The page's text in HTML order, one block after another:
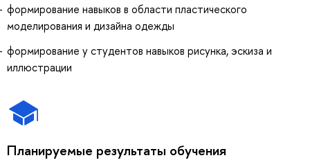
формирование навыков в области пластического
моделирования и дизайна одежды
формирование у студентов навыков рисунка, эскиза и
иллюстрации
Планируемые результаты обучения